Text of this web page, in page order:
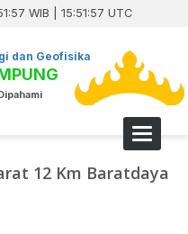
WIB | 15:51:57 UTC
dan Geofisika
Toggle
12 Km Baratdaya